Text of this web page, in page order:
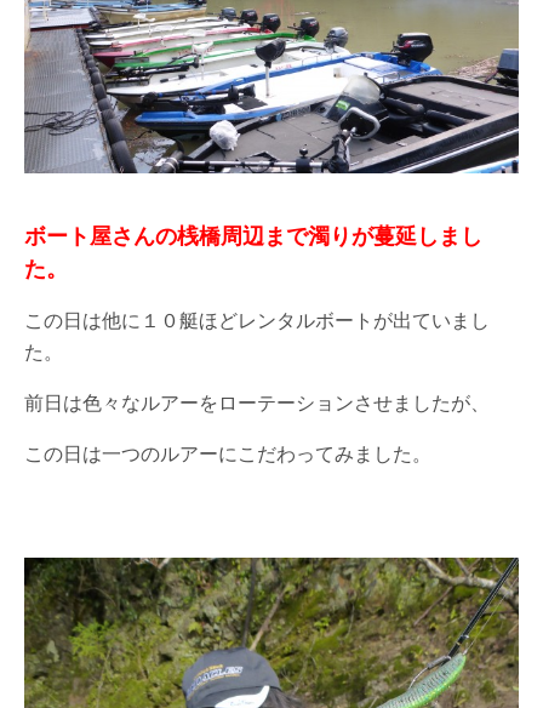
ボート屋さんの桟橋周辺まで濁りが蔓延しまし
た。
この日は他に１０艇ほどレンタルボートが出ていまし
た。
前日は色々なルアーをローテーションさせましたが、
この日は一つのルアーにこだわってみました。